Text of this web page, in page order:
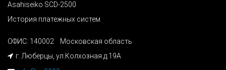
Asahiseiko SCD-2500
История платежных систем
ОФИС: 140002 Московская область
г. Люберцы, ул.Колхозная д.19А